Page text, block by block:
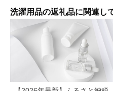
折りたたみ物干し3連
洗濯用品の返礼品に関連し